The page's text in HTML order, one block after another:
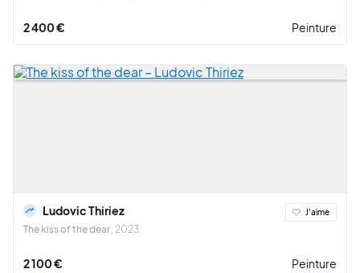
2 400 € Peinture
Ludovic Thiriez
The kiss of the dear 2023
J'aime
2 100 € Peinture